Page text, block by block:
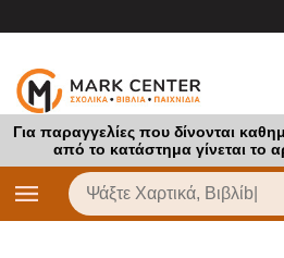
Για παραγγελίες που δίνονται
από το κατάστημα γίνεται το